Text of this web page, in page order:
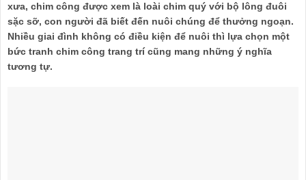
xưa, chim công được xem là loài chim quý với bộ lông đuôi
sặc sỡ, con người đã biết đến nuôi chúng để thưởng ngoạn.
Nhiều giai đình không có điều kiện để nuôi thì lựa chọn một
bức tranh chim công trang trí cũng mang những ý nghĩa
tương tự.